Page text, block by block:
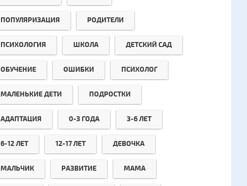
ПОПУЛЯРИЗАЦИЯ РОДИТЕЛИ
ПСИХОЛОГИЯ ШКОЛА ДЕТСКИЙ САД
ОБУЧЕНИЕ ОШИБКИ ПСИХОЛОГ
МАЛЕНЬКИЕ ДЕТИ ПОДРОСТКИ
АДАПТАЦИЯ 0-3 ГОДА 3-6 ЛЕТ
6-12 ЛЕТ 12-17 ЛЕТ ДЕВОЧКА
МАЛЬЧИК РАЗВИТИЕ МАМА